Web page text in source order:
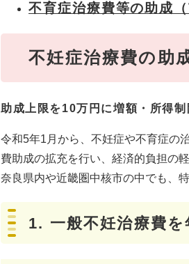
不育症治療費等の助成
不妊症治療費の助
助成上限を10万円に増額・所得制
令和5年1月から、不妊症や不育症の
費助成の拡充を行い、経済的負担の
奈良県内や近畿圏中核市の中でも、
1. 一般不妊治療費